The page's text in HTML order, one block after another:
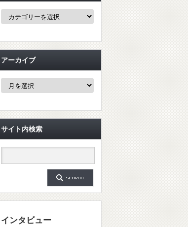
ー
アーカイブ
ブ
サイト内検索
インタビュー